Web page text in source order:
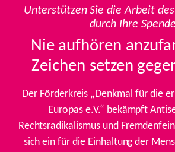
Unterstützen Sie die Arbeit
durch Ihre Spende
Nie aufhören
Zeichen setzen
Der Förderkreis „Denkmal für die
Europas e.V.“ bekämpft
Rechtsradikalismus und
sich ein für die Einhaltung der